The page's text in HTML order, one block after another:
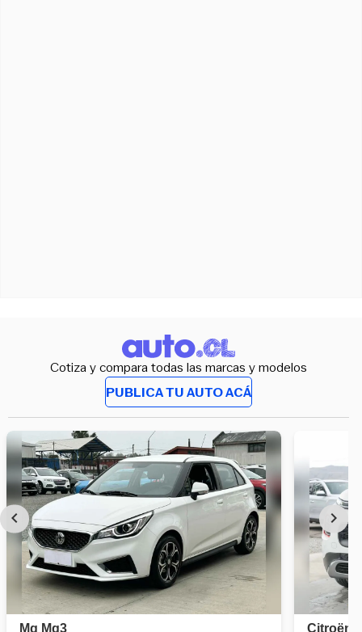
Cotiza y compara todas las marcas y modelos
PUBLICA TU AUTO ACÁ